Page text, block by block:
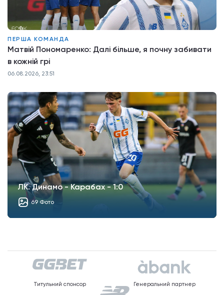
ПЕРША КОМАНДА
Матвій Пономаренко: Далі більше, я почну забивати
в кожній грі
06.08.2026, 23:51
ЛК. Динамо - Карабах - 1:0
69 Фото
Титульний спонсор Генеральний партнер